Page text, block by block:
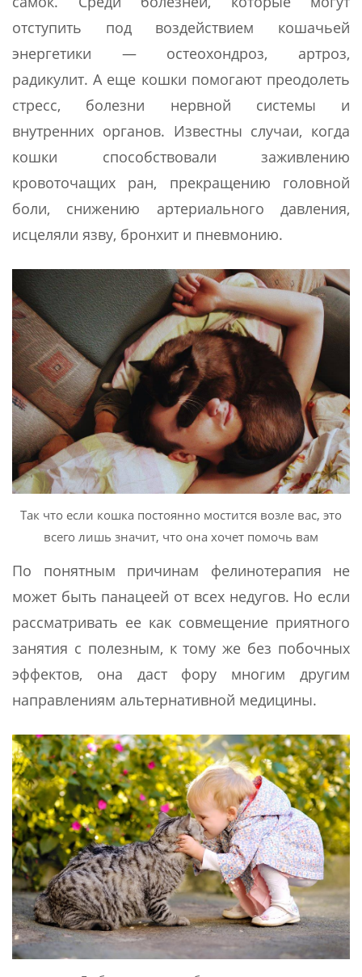
отступить под воздействием кошачьей
энергетики — остеохондроз, артроз,
радикулит. А еще кошки помогают преодолеть
стресс, болезни нервной системы и
внутренних органов. Известны случаи, когда
кошки способствовали заживлению
кровоточащих ран, прекращению головной
боли, снижению артериального давления,
исцеляли язву, бронхит и пневмонию.
Так что если кошка постоянно мостится возле вас, это
всего лишь значит, что она хочет помочь вам
По понятным причинам фелинотерапия не
может быть панацеей от всех недугов. Но если
рассматривать ее как совмещение приятного
занятия с полезным, к тому же без побочных
эффектов, она даст фору многим другим
направлениям альтернативной медицины.